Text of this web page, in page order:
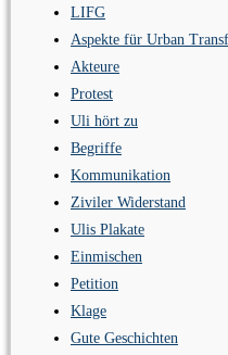
LIFG
Aspekte für Urban
Akteure
Protest
Uli hört zu
Begriffe
Kommunikation
Ziviler Widerstand
Ulis Plakate
Einmischen
Petition
Klage
Gute Geschichten